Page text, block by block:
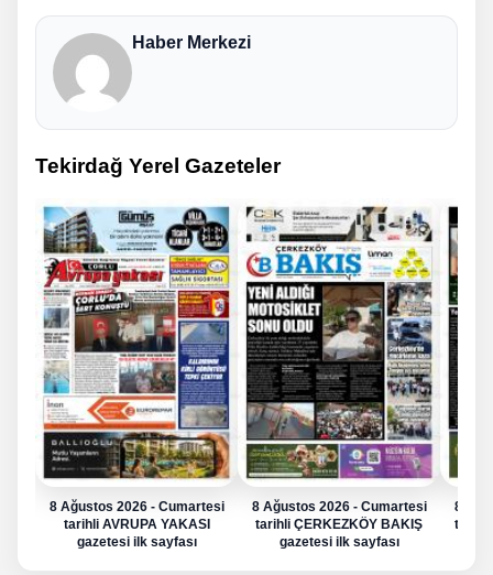
Haber Merkezi
Tekirdağ Yerel Gazeteler
8 Ağustos 2026 - Cumartesi
tarihli AVRUPA YAKASI
gazetesi ilk sayfası
8 Ağustos 2026 - Cumartesi
tarihli ÇERKEZKÖY BAKIŞ
gazetesi ilk sayfası
8
tarihli